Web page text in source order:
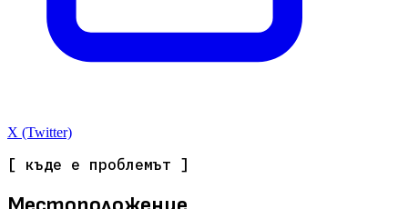
X (Twitter)
[ къде е проблемът ]